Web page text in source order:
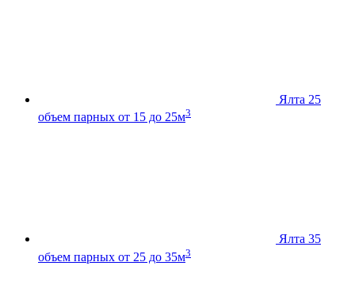
Ялта 25
объем парных от 15 до 25м3
Ялта 35
объем парных от 25 до 35м3